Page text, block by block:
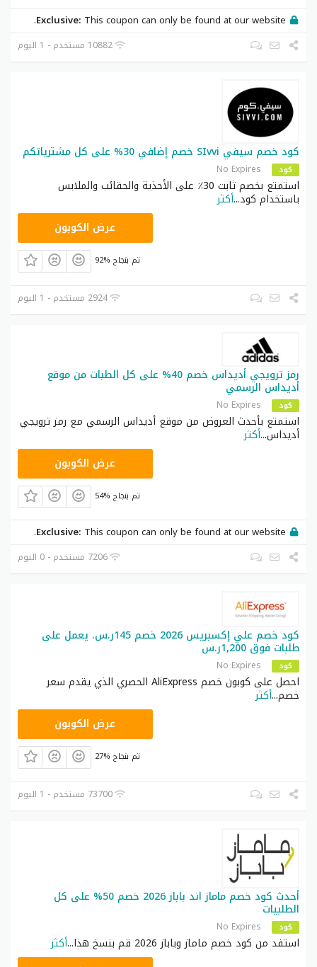
Exclusive: This coupon can only be found at our website.
10882 مستخدم - 1 اليوم
كود خصم سيفي SIvvi خصم إضافي 30% على كل مشترياتكم
كود No Expires
استمتع بخصم ثابت 30٪ على الأحذية والحقائب والملابس
باستخدام كود...أكثر
NDC196عرض الكوبون
92% تم بنجاح
2924 مستخدم - 1 اليوم
رمز ترويجي أديداس خصم 40% على كل الطبات من موقع
أديداس الرسمي
كود No Expires
استمتع بأحدث العروض من موقع أديداس الرسمي مع رمز ترويجي
أديداس...أكثر
RAN123عرض الكوبون
54% تم بنجاح
Exclusive: This coupon can only be found at our website.
7206 مستخدم - 0 اليوم
كود خصم علي إكسبريس 2026 خصم 145ر.س. يعمل على
طلبات فوق 1,200ر.س
كود No Expires
احصل على كوبون خصم AliExpress الحصري الذي يقدم سعر
خصم...أكثر
FSGCC36عرض الكوبون
27% تم بنجاح
73700 مستخدم - 1 اليوم
أحدث كود خصم ماماز اند باباز 2026 خصم 50% على كل
الطلبيات
كود No Expires
استفد من كود خصم ماماز وباباز 2026 قم بنسخ هذا ...أكثر